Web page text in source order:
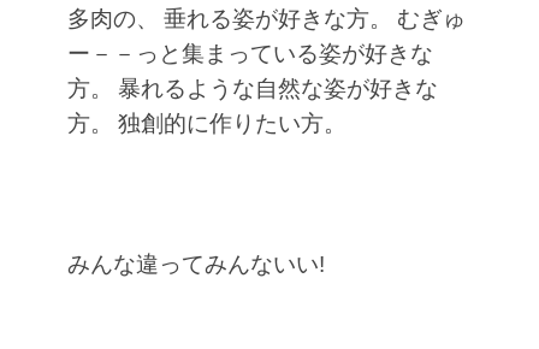
多肉の、 垂れる姿が好きな方。
むぎゅ
ー－－っと集まっている姿が好きな
方。
暴れるような自然な姿が好きな
方。
独創的に作りたい方。
みんな違ってみんないい!